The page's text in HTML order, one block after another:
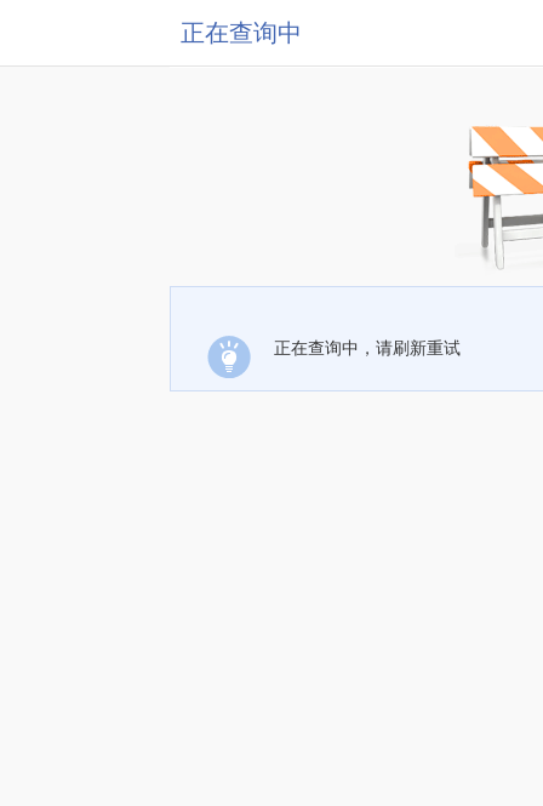
正在查询中
正在查询中，请刷新重试